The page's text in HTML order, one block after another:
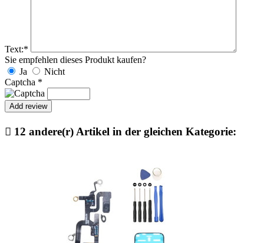
Text:*
Sie empfehlen dieses Produkt kaufen?
Ja
Nicht
Captcha *
 12 andere(r) Artikel in der gleichen Kategorie: